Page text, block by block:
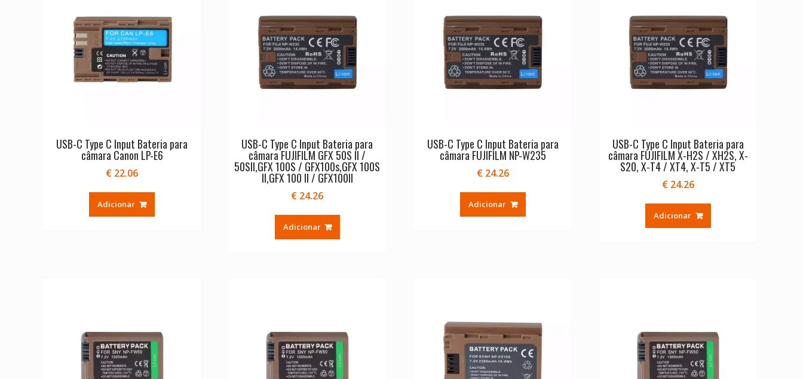
USB-C Type C Input Bateria para
câmara Canon LP-E6
€ 22.06
Adicionar
USB-C Type C Input Bateria para
câmara FUJIFILM GFX 50S II /
50SII,GFX 100S / GFX100s,GFX 100S
II,GFX 100 II / GFX100II
€ 24.26
Adicionar
USB-C Type C Input Bateria para
câmara FUJIFILM NP-W235
€24.26
Adicionar
USB-C Type C Input Bateria para
câmara FUJIFILM X-H2S / XH2S, X-
S20, X-T4 / XT4, X-T5 / XT5
€24.26
Adicionar